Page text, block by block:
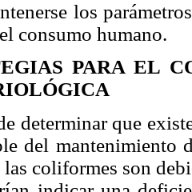
los
consumo humano.
PARA EL
determinar que
del mantenimiento
las coliformes son